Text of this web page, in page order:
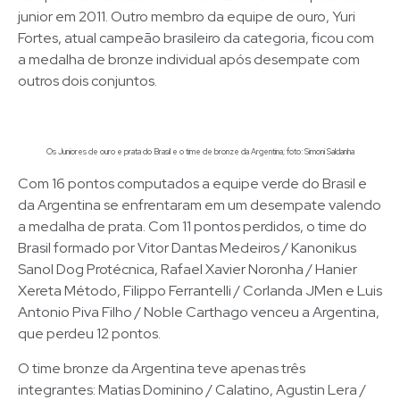
junior em 2011. Outro membro da equipe de ouro, Yuri
Fortes, atual campeão brasileiro da categoria, ficou com
a medalha de bronze individual após desempate com
outros dois conjuntos.
Os Juniores de ouro e prata do Brasil e o time de bronze da Argentina; foto: Simoni Saldanha
Com 16 pontos computados a equipe verde do Brasil e
da Argentina se enfrentaram em um desempate valendo
a medalha de prata. Com 11 pontos perdidos, o time do
Brasil formado por Vitor Dantas Medeiros / Kanonikus
Sanol Dog Protécnica, Rafael Xavier Noronha / Hanier
Xereta Método, Filippo Ferrantelli / Corlanda JMen e Luis
Antonio Piva Filho / Noble Carthago venceu a Argentina,
que perdeu 12 pontos.
O time bronze da Argentina teve apenas três
integrantes: Matias Dominino / Calatino, Agustin Lera /